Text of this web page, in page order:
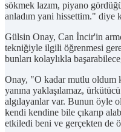
sökmek lazım, piyano
anladım yani hissettim." diye
Gülsin Onay, Can İncir'in
tekniğiyle ilgili öğrenmesi
bunları kolaylıkla
Onay, "O kadar mutlu oldum
yanına yaklaşılamaz,
algılayanlar var. Bunun öyle
kendi kendine bile çıkarıp
etkiledi beni ve gerçekten de